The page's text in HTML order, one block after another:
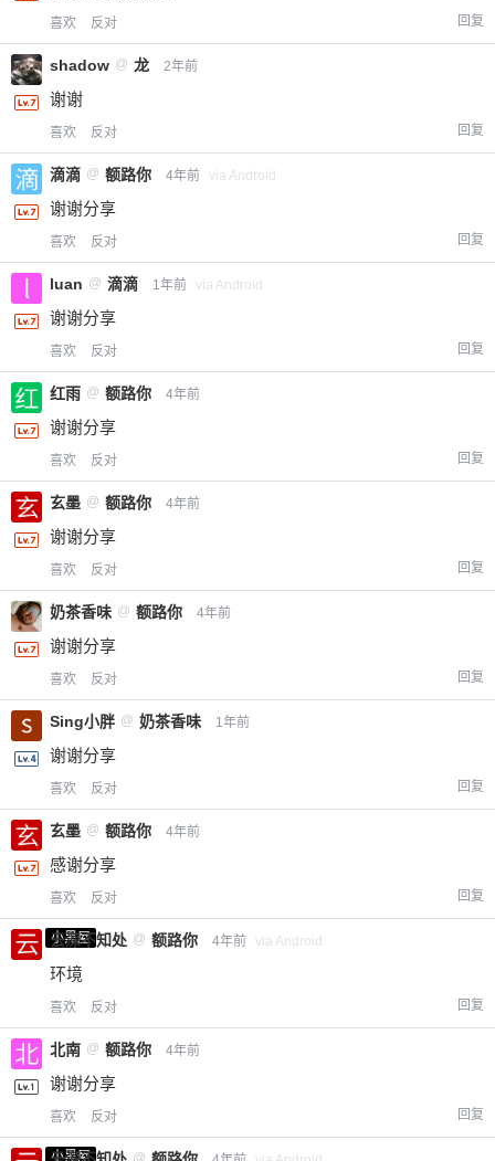
2 元 5 元 10 元
付费内容
喜欢 反对 回复
shadow @ 龙 2年前
谢谢
喜欢 反对 回复
滴滴 @ 额路你 4年前 via Android
谢谢分享
喜欢 反对 回复
luan @ 滴滴 1年前 via Android
谢谢分享
喜欢 反对 回复
红雨 @ 额路你 4年前
谢谢分享
喜欢 反对 回复
玄墨 @ 额路你 4年前
谢谢分享
喜欢 反对 回复
奶茶香味 @ 额路你 4年前
谢谢分享
喜欢 反对 回复
Sing小胖 @ 奶茶香味 1年前
谢谢分享
喜欢 反对 回复
玄墨 @ 额路你 4年前
感谢分享
喜欢 反对 回复
小黑屋
云深不知处 @ 额路你 4年前 via Android
环境
喜欢 反对 回复
北南 @ 额路你 4年前
谢谢分享
喜欢 反对 回复
小黑屋 @
您没有权限发布内容，请购买会员或者提升权